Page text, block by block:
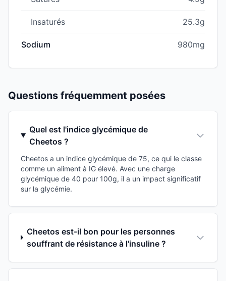
Insaturés 25.3g
Sodium 980mg
Questions fréquemment posées
Quel est l'indice glycémique de
Cheetos ?
Cheetos a un indice glycémique de 75, ce qui le classe
comme un aliment à IG élevé. Avec une charge
glycémique de 40 pour 100g, il a un impact significatif
sur la glycémie.
Cheetos est-il bon pour les personnes
souffrant de résistance à l'insuline ?